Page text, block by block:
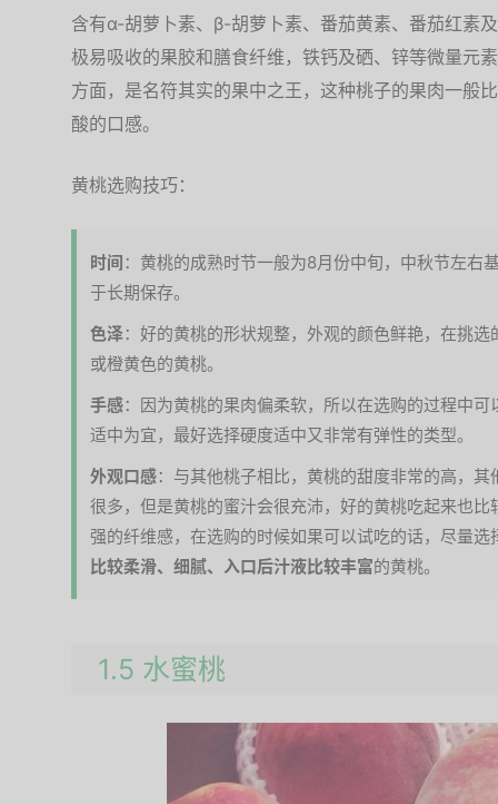
含有α-胡萝卜素、β-胡萝卜素、番茄黄素、番茄红素
极易吸收的果胶和膳食纤维，铁钙及硒、锌等微量元
方面，是名符其实的果中之王，这种桃子的果肉一般
酸的口感。
黄桃选购技巧：
时间 ：黄桃的成熟时节一般为8月份中旬，中秋节左右
于长期保存。
色泽：好的黄桃的形状规整，外观的颜色鲜艳，在挑
或橙黄色的黄桃。
手感：因为黄桃的果肉偏柔软，所以在选购的过程中
适中为宜，最好选择硬度适中又非常有弹性的类型。
外观口感：与其他桃子相比，黄桃的甜度非常的高，
很多，但是黄桃的蜜汁会很充沛，好的黄桃吃起来也
强的纤维感，在选购的时候如果可以试吃的话，尽量选
比较柔滑、细腻、入口后汁液比较丰富的黄桃。
1.5 水蜜桃